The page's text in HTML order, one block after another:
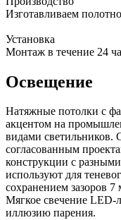
Изготавливаем
Установка
Монтаж в течение 24
Освещение
Натяжные потолки с
акцентом на
видами
согласованным
конструкции с
используют для
сохранением зазоров
Мягкое свечение LED-
иллюзию парения.